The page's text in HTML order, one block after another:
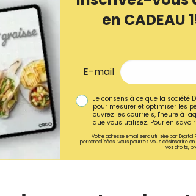
en CADEAU
E-mail
Je consens à ce que la société
pour mesurer et optimiser les
ouvrez les courriels, l'heure à
que vous utilisez. Pour en
Votre adresse email sera utilisée par
personnalisées. Vous pourrez vous désinscrire
vos droits,